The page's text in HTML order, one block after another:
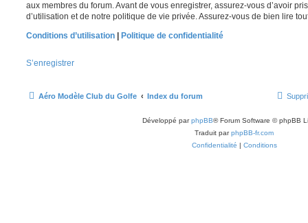
aux membres du forum. Avant de vous enregistrer, assurez-vous d’avoir
d’utilisation et de notre politique de vie privée. Assurez-vous de bien lire
Conditions d’utilisation
Politique de confidentialité
S’enregistrer
Aéro Modèle Club du Golfe Index du forum
Développé parphpBB® Forum Software © phpBB
Traduit parphpBB-fr.com
Confidentialité | Conditions